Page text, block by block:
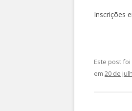
Inscrições
Este post
em 20 de